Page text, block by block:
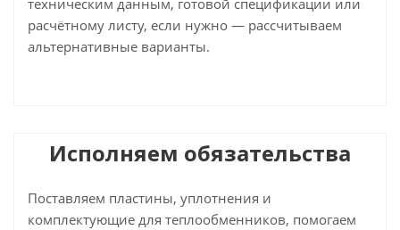
расчётному листу, если нужно — рассчитываем
альтернативные варианты.
Исполняем обязательства
Поставляем пластины, уплотнения и
комплектующие для теплообменников, помогаем